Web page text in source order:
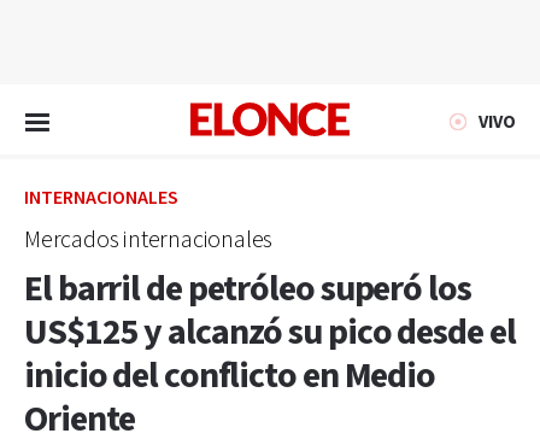
VIVO
INTERNACIONALES
Mercados internacionales
El barril de petróleo superó los
US$125 y alcanzó su pico desde el
inicio del conflicto en Medio
Oriente